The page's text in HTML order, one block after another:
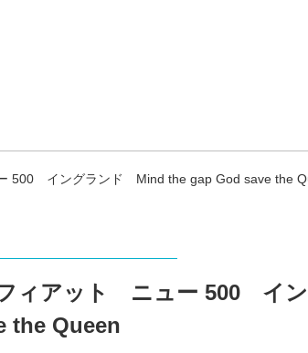
500 イングランド Mind the gap God save the
ィアット ニュー 500 イ
the Queen